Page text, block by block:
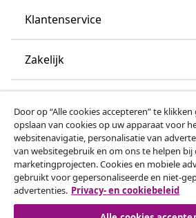
Klantenservice
Zakelijk
Ontdek meer
Door op “Alle cookies accepteren” te
opslaan van cookies op uw apparaat voor
websitenavigatie, personalisatie van
van websitegebruik en om ons te helpen bij
marketingprojecten. Cookies en mobiele
gebruikt voor gepersonaliseerde en niet-
advertenties. Privacy- en cookiebeleid